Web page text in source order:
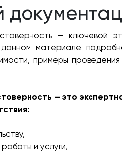
— ключевой
материале
примеры
— это
и услуги,